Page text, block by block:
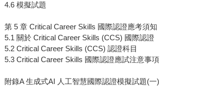
4.6 模擬試題
第 5 章 Critical Career Skills 國際認證應考須知
5.1 關於 Critical Career Skills (CCS) 國際認證
5.2 Critical Career Skills (CCS) 認證科目
5.3 Critical Career Skills 國際認證應試注意事項
附錄A 生成式AI 人工智慧國際認證模擬試題(一)